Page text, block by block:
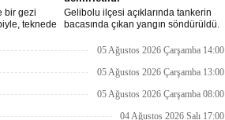
bir gezi
teknede
Gelibolu ilçesi açıklarında tankerin
bacasında çıkan yangın söndürüldü.
Sahası'na demirletildi.
05 Ağustos 2026 Çarşamba 14:00
05 Ağustos 2026 Çarşamba 13:00
05 Ağustos 2026 Çarşamba 08:00
04 Ağustos 2026 Salı 17:00